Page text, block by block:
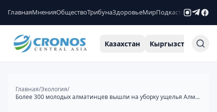
ГлавнаяМненияОбществоТрибунаЗдоровьеМирПодкастыРейтинги
Казахстан Кыргызстан
Главная/Экология/
Более 300 молодых алматинцев вышли на уборку ущелья Алма-Арасан